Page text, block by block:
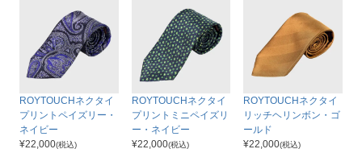
ROYTOUCHネクタイ
プリントペイズリー・
ネイビー
¥22,000(税込)
ROYTOUCHネクタイ
プリントミニペイズリ
ー・ネイビー
¥22,000(税込)
ROYTOUCHネクタイ
リッチヘリンボン・ゴ
ールド
¥22,000(税込)